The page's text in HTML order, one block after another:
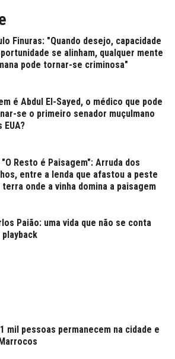
Finuras: "Quando desejo, capacidade
se alinham, qualquer mente
pode tornar-se criminosa"
é Abdul El-Sayed, o médico que pode
se o primeiro senador muçulmano
EUA?
"O Resto é Paisagem": Arruda dos
entre a lenda que afastou a peste
terra onde a vinha domina a paisagem
Paião: uma vida que não se conta
playback
mil pessoas permanecem na cidade e